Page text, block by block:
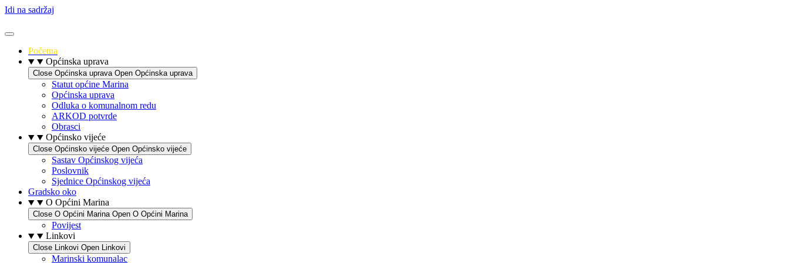
Idi na sadržaj
Početna
Općinska uprava
Close Općinska uprava Open Općinska uprava
Statut općine Marina
Općinska uprava
Odluka o komunalnom redu
ARKOD potvrde
Obrasci
Općinsko vijeće
Close Općinsko vijeće Open Općinsko vijeće
Sastav Općinskog vijeća
Poslovnik
Sjednice Općinskog vijeća
Gradsko oko
O Općini Marina
Close O Općini Marina Open O Općini Marina
Povijest
Linkovi
Close Linkovi Open Linkovi
Marinski komunalac